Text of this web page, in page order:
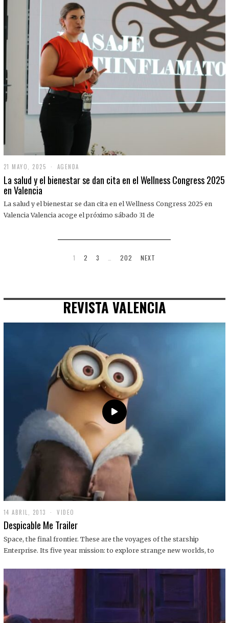
21 MAYO, 2025
1
M
O
,
AGENDA
La salud y el bienestar se dan cita en el Wellness Congress 2025
en Valencia
La salud y el bienestar se dan cita en el Wellness Congress 2025 en
Valencia Valencia acoge el próximo sábado 31 de
1 2 3 202 NEXT
REVISTA VALENCIA
14 ABRIL, 2013
9
D
C
I
1
VIDEO
Despicable Me Trailer
Space, the final frontier. These are the voyages of the starship
Enterprise. Its five year mission: to explore strange new worlds, to